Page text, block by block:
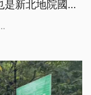
新北地院國官
實施路段管制，